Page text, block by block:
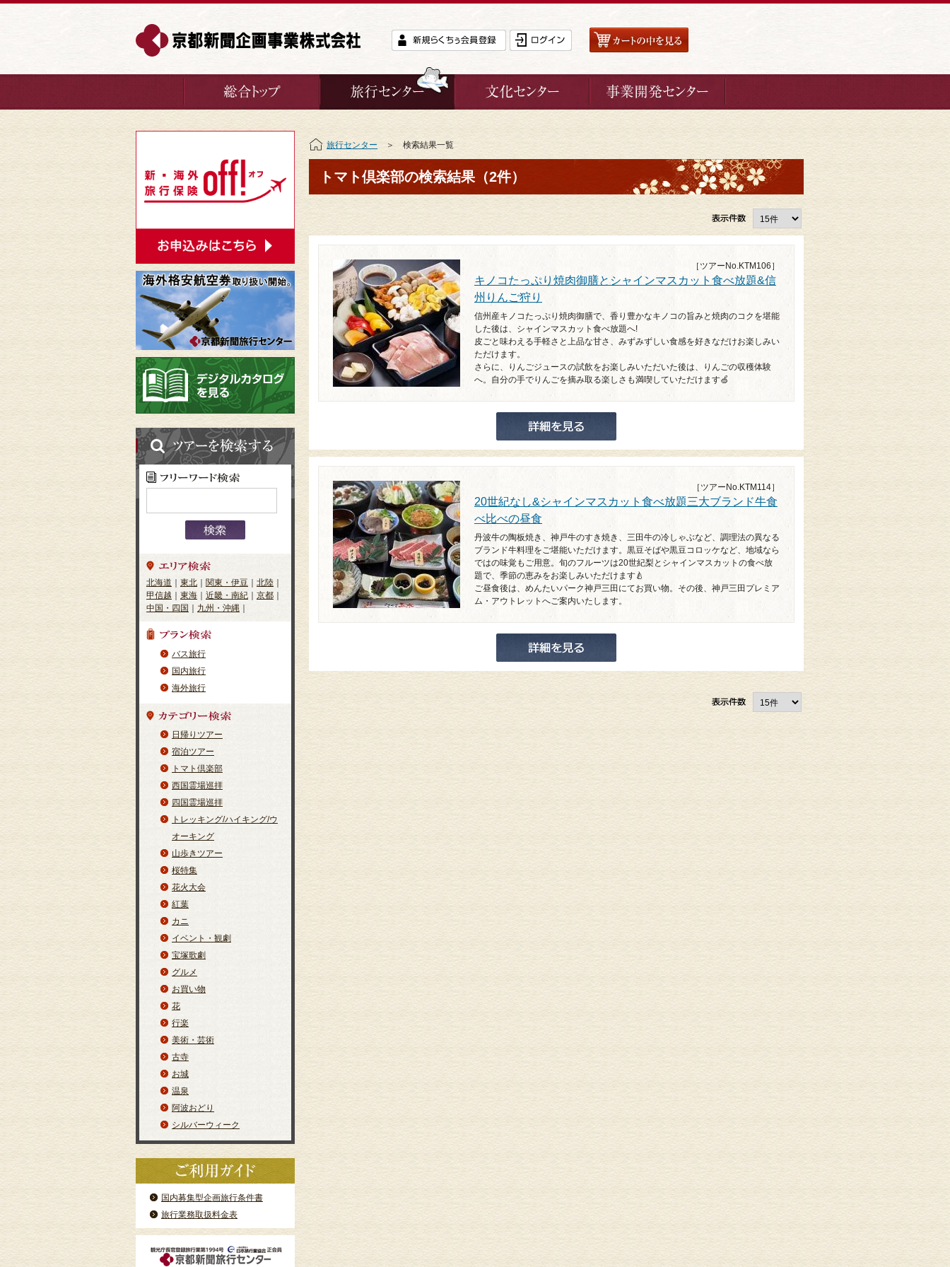
北海道 東北 関東・伊豆 北陸
甲信越
東海 近畿・南紀 京都
中国・四国
九州・沖縄
バス旅行
国内旅行
海外旅行
日帰りツアー
宿泊ツアー
トマト倶楽部
西国霊場巡拝
四国霊場巡拝
トレッキング/ハイキング/ウ
オーキング
山歩きツアー
桜特集
花火大会
紅葉
カニ
イベント・観劇
宝塚歌劇
グルメ
お買い物
花
行楽
美術・芸術
古寺
お城
温泉
阿波おどり
シルバーウィーク
国内募集型企画旅行条件書
旅行業務取扱料金表
旅行センター ＞ 検索結果一覧
トマト倶楽部の検索結果（2件）
［ツアーNo.KTM106］
キノコたっぷり焼肉御膳とシャインマスカット食べ放題&信
州りんご狩り
信州産キノコたっぷり焼肉御膳で、香り豊かなキノコの旨みと焼肉のコクを堪能
した後は、シャインマスカット食べ放題へ!
皮ごと味わえる手軽さと上品な甘さ、みずみずしい食感を好きなだけお楽しみい
ただけます。
さらに、りんごジュースの試飲をお楽しみいただいた後は、りんごの収穫体験
へ。自分の手でりんごを摘み取る楽しさも満喫していただけます🍏
［ツアーNo.KTM114］
20世紀なし&シャインマスカット食べ放題三大ブランド牛食
べ比べの昼食
丹波牛の陶板焼き、神戸牛のすき焼き、三田牛の冷しゃぶなど、調理法の異なる
ブランド牛料理をご堪能いただけます。黒豆そばや黒豆コロッケなど、地域なら
ではの味覚もご用意。旬のフルーツは20世紀梨とシャインマスカットの食べ放
題で、季節の恵みをお楽しみいただけます🍐
ご昼食後は、めんたいパーク神戸三田にてお買い物。その後、神戸三田プレミア
ム・アウトレットへご案内いたします。